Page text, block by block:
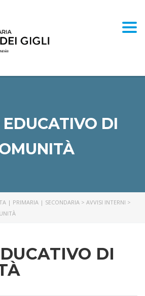
DI
| PRIMARIA | SECONDARIA > AVVISI INTERNI >
DI